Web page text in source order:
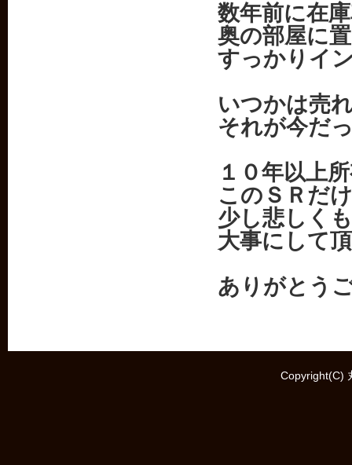
数年前に在
奥の部屋に
すっかりイ
いつかは売
それが今だ
１０年以上
このＳＲだ
少し悲しく
大事にして
ありがとう
Copyright(C)